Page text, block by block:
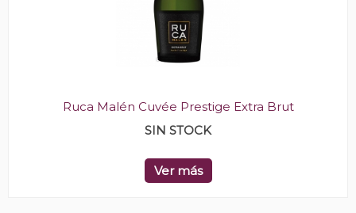
Ruca Malén Cuvée Prestige Extra Brut
SIN STOCK
Ver más